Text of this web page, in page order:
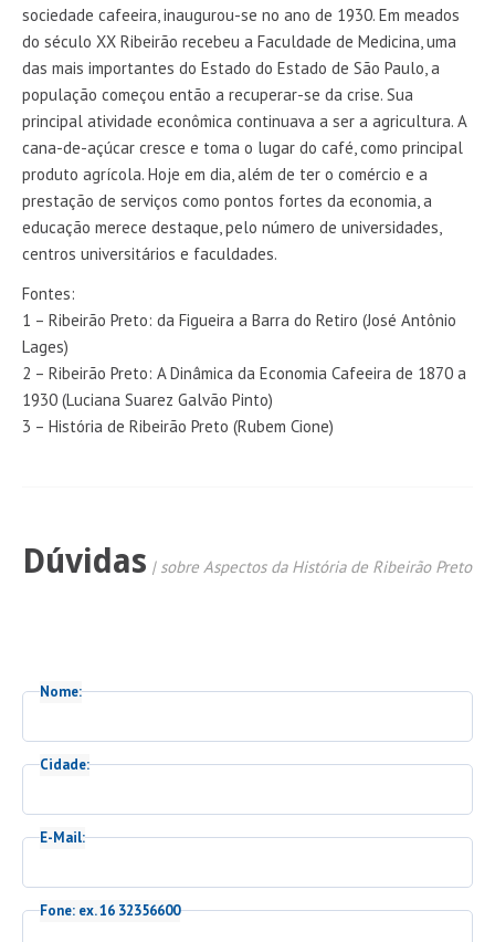
sociedade cafeeira, inaugurou-se no ano de 1930. Em meados
do século XX Ribeirão recebeu a Faculdade de Medicina, uma
das mais importantes do Estado do Estado de São Paulo, a
população começou então a recuperar-se da crise. Sua
principal atividade econômica continuava a ser a agricultura. A
cana-de-açúcar cresce e toma o lugar do café, como principal
produto agrícola. Hoje em dia, além de ter o comércio e a
prestação de serviços como pontos fortes da economia, a
educação merece destaque, pelo número de universidades,
centros universitários e faculdades.
Fontes:
1 – Ribeirão Preto: da Figueira a Barra do Retiro (José Antônio
Lages)
2 – Ribeirão Preto: A Dinâmica da Economia Cafeeira de 1870 a
1930 (Luciana Suarez Galvão Pinto)
3 – História de Ribeirão Preto (Rubem Cione)
Dúvidas | sobre Aspectos da História de Ribeirão Preto
Nome:
Cidade:
E-Mail:
Fone: ex. 16 32356600